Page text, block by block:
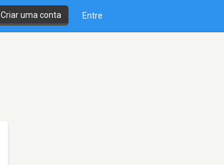
Criar uma conta Entre